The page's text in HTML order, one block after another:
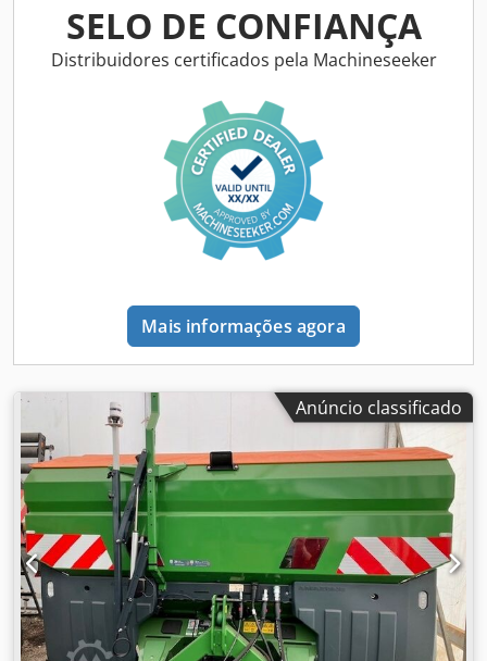
SELO DE CONFIANÇA
Distribuidores certificados pela Machineseeker
Mais informações agora
Anúncio classificado